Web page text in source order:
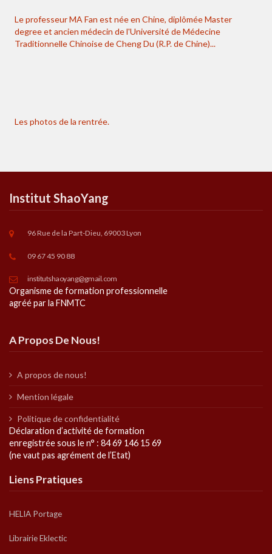
Le professeur MA Fan est née en Chine, diplômée Master
degree et ancien médecin de l'Université de Médecine
Traditionnelle Chinoise de Cheng Du (R.P. de Chine)...
Les photos de la rentrée.
Institut ShaoYang
96 Rue de la Part-Dieu, 69003 Lyon
09 67 45 90 88
institutshaoyang@gmail.com
Organisme de formation professionnelle
agréé par la FNMTC
A Propos De Nous!
A propos de nous!
Mention légale
Politique de confidentialité
Déclaration d’activité de formation
enregistrée sous le n° : 84 69 146 15 69
(ne vaut pas agrément de l’Etat)
Liens Pratiques
HELIA Portage
Librairie Eklectic